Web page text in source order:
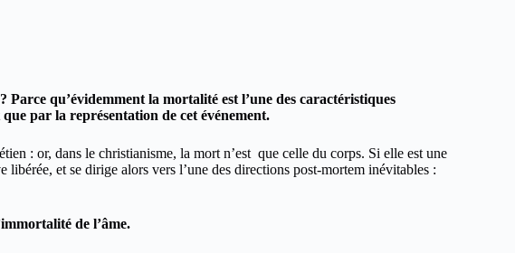
qu’évidemment la mortalité est l’une des caractéristiques
par la représentation de cet événement.
: or, dans le christianisme, la mort n’est que celle du corps. Si elle est une
libérée, et se dirige alors vers l’une des directions post-mortem inévitables :
de l’âme.